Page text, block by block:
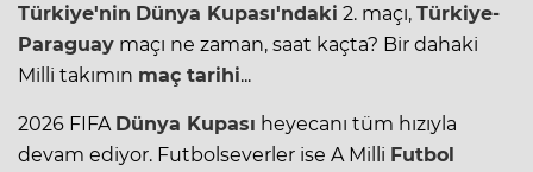
Türkiye'nin Dünya Kupası'ndaki 2. maçı, Türkiye-
Paraguay maçı ne zaman, saat kaçta? Bir dahaki
Milli takımın maç tarihi...
2026 FIFA Dünya Kupası heyecanı tüm hızıyla
devam ediyor. Futbolseverler ise A Milli Futbol